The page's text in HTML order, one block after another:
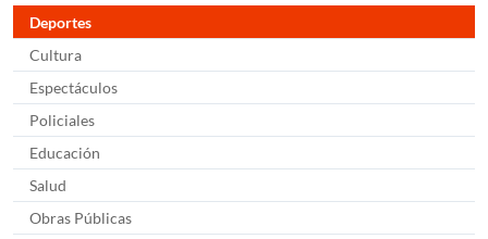
Deportes
Cultura
Espectáculos
Policiales
Educación
Salud
Obras Públicas